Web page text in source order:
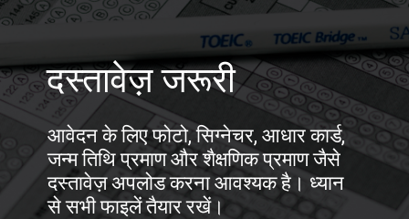
दस्तावेज़ जरूरी
आवेदन के लिए फोटो, सिग्नेचर, आधार कार्ड,
जन्म तिथि प्रमाण और शैक्षणिक प्रमाण जैसे
दस्तावेज़ अपलोड करना आवश्यक है। ध्यान
से सभी फाइलें तैयार रखें।